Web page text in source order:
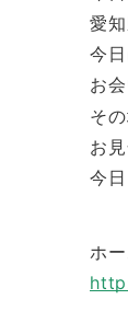
愛
今
お
そ
お
今
ホ